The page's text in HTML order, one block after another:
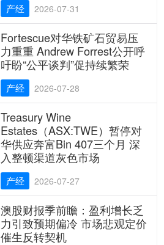
产经 2026-07-31
Fortescue对华铁矿石贸易压
力重重 Andrew Forrest公开呼
吁盼“公平谈判”促持续繁荣
产经 2026-07-28
Treasury Wine
Estates（ASX:TWE）暂停对
华供应奔富Bin 407三个月 深
入整顿渠道灰色市场
产经 2026-07-27
澳股财报季前瞻：盈利增长乏
力引致预期偏冷 市场悲观定价
催生反转契机